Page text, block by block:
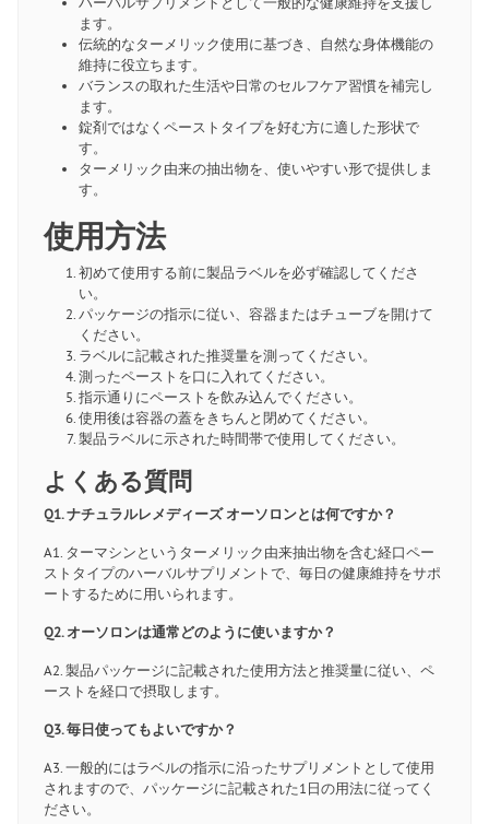
ます。
伝統的なターメリック使用に基づき、自然な身体機能の
維持に役立ちます。
バランスの取れた生活や日常のセルフケア習慣を補完し
ます。
錠剤ではなくペーストタイプを好む方に適した形状で
す。
ターメリック由来の抽出物を、使いやすい形で提供しま
す。
使用方法
初めて使用する前に製品ラベルを必ず確認してくださ
い。
パッケージの指示に従い、容器またはチューブを開けて
ください。
ラベルに記載された推奨量を測ってください。
測ったペーストを口に入れてください。
指示通りにペーストを飲み込んでください。
使用後は容器の蓋をきちんと閉めてください。
製品ラベルに示された時間帯で使用してください。
よくある質問
Q1. ナチュラルレメディーズ オーソロンとは何ですか？
A1. ターマシンというターメリック由来抽出物を含む経口ペー
ストタイプのハーバルサプリメントで、毎日の健康維持をサポ
ートするために用いられます。
Q2. オーソロンは通常どのように使いますか？
A2. 製品パッケージに記載された使用方法と推奨量に従い、ペ
ーストを経口で摂取します。
Q3. 毎日使ってもよいですか？
A3. 一般的にはラベルの指示に沿ったサプリメントとして使用
されますので、パッケージに記載された1日の用法に従ってく
ださい。